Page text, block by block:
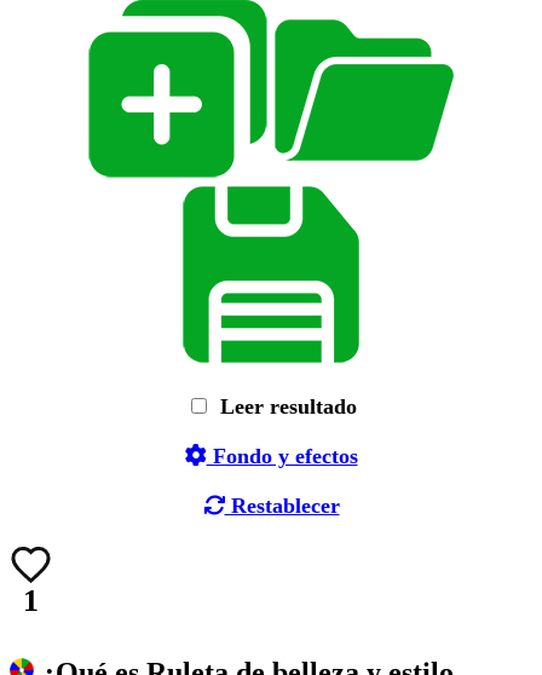
Leer resultado
Fondo y efectos
Restablecer
1